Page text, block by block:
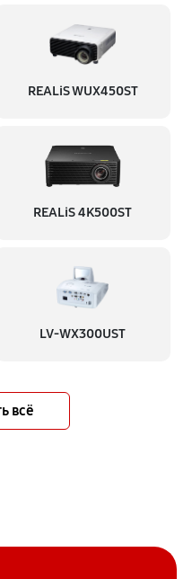
REALiS WUX450ST
REALiS 4K500ST
LV-WX300UST
всё